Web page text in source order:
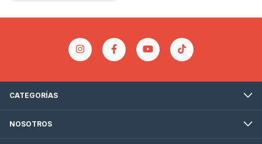
CATEGORÍAS
NOSOTROS